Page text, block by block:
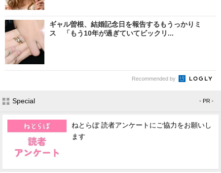
ギャル曽根、結婚記念日を報告するもうっかりミ
ス 「もう10年が過ぎていてビックリ...
Recommended by
Special - PR -
ねとらぼ 読者アンケートにご協力をお願いし
ます